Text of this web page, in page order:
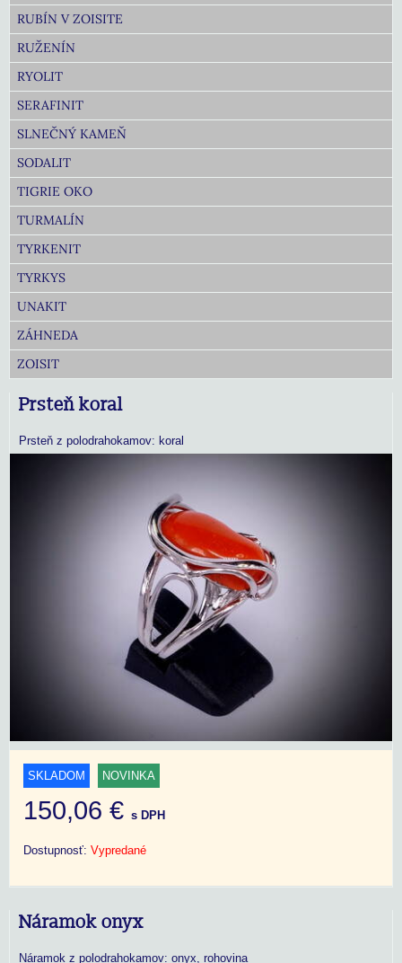
RUBÍN V ZOISITE
RUŽENÍN
RYOLIT
SERAFINIT
SLNEČNÝ KAMEŇ
SODALIT
TIGRIE OKO
TURMALÍN
TYRKENIT
TYRKYS
UNAKIT
ZÁHNEDA
ZOISIT
Prsteň koral
Prsteň z polodrahokamov: koral
SKLADOM NOVINKA
150,06 € s DPH
Dostupnosť: Vypredané
Náramok onyx
Náramok z polodrahokamov: onyx, rohovina